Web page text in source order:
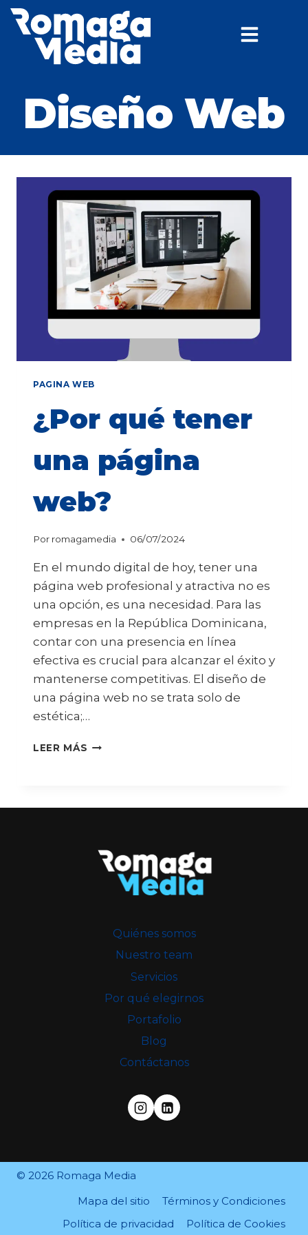
Diseño Web
PAGINA WEB
¿Por qué tener
una página
web?
Por romagamedia 06/07/2024
En el mundo digital de hoy, tener una
página web profesional y atractiva no es
una opción, es una necesidad. Para las
empresas en la República Dominicana,
contar con una presencia en línea
efectiva es crucial para alcanzar el éxito y
mantenerse competitivas. El diseño de
una página web no se trata solo de
estética;…
LEER MÁS
Quiénes somos
Nuestro team
Servicios
Por qué elegirnos
Portafolio
Blog
Contáctanos
© 2026 Romaga Media
Mapa del sitio
Términos y Condiciones
Política de privacidad
Política de Cookies